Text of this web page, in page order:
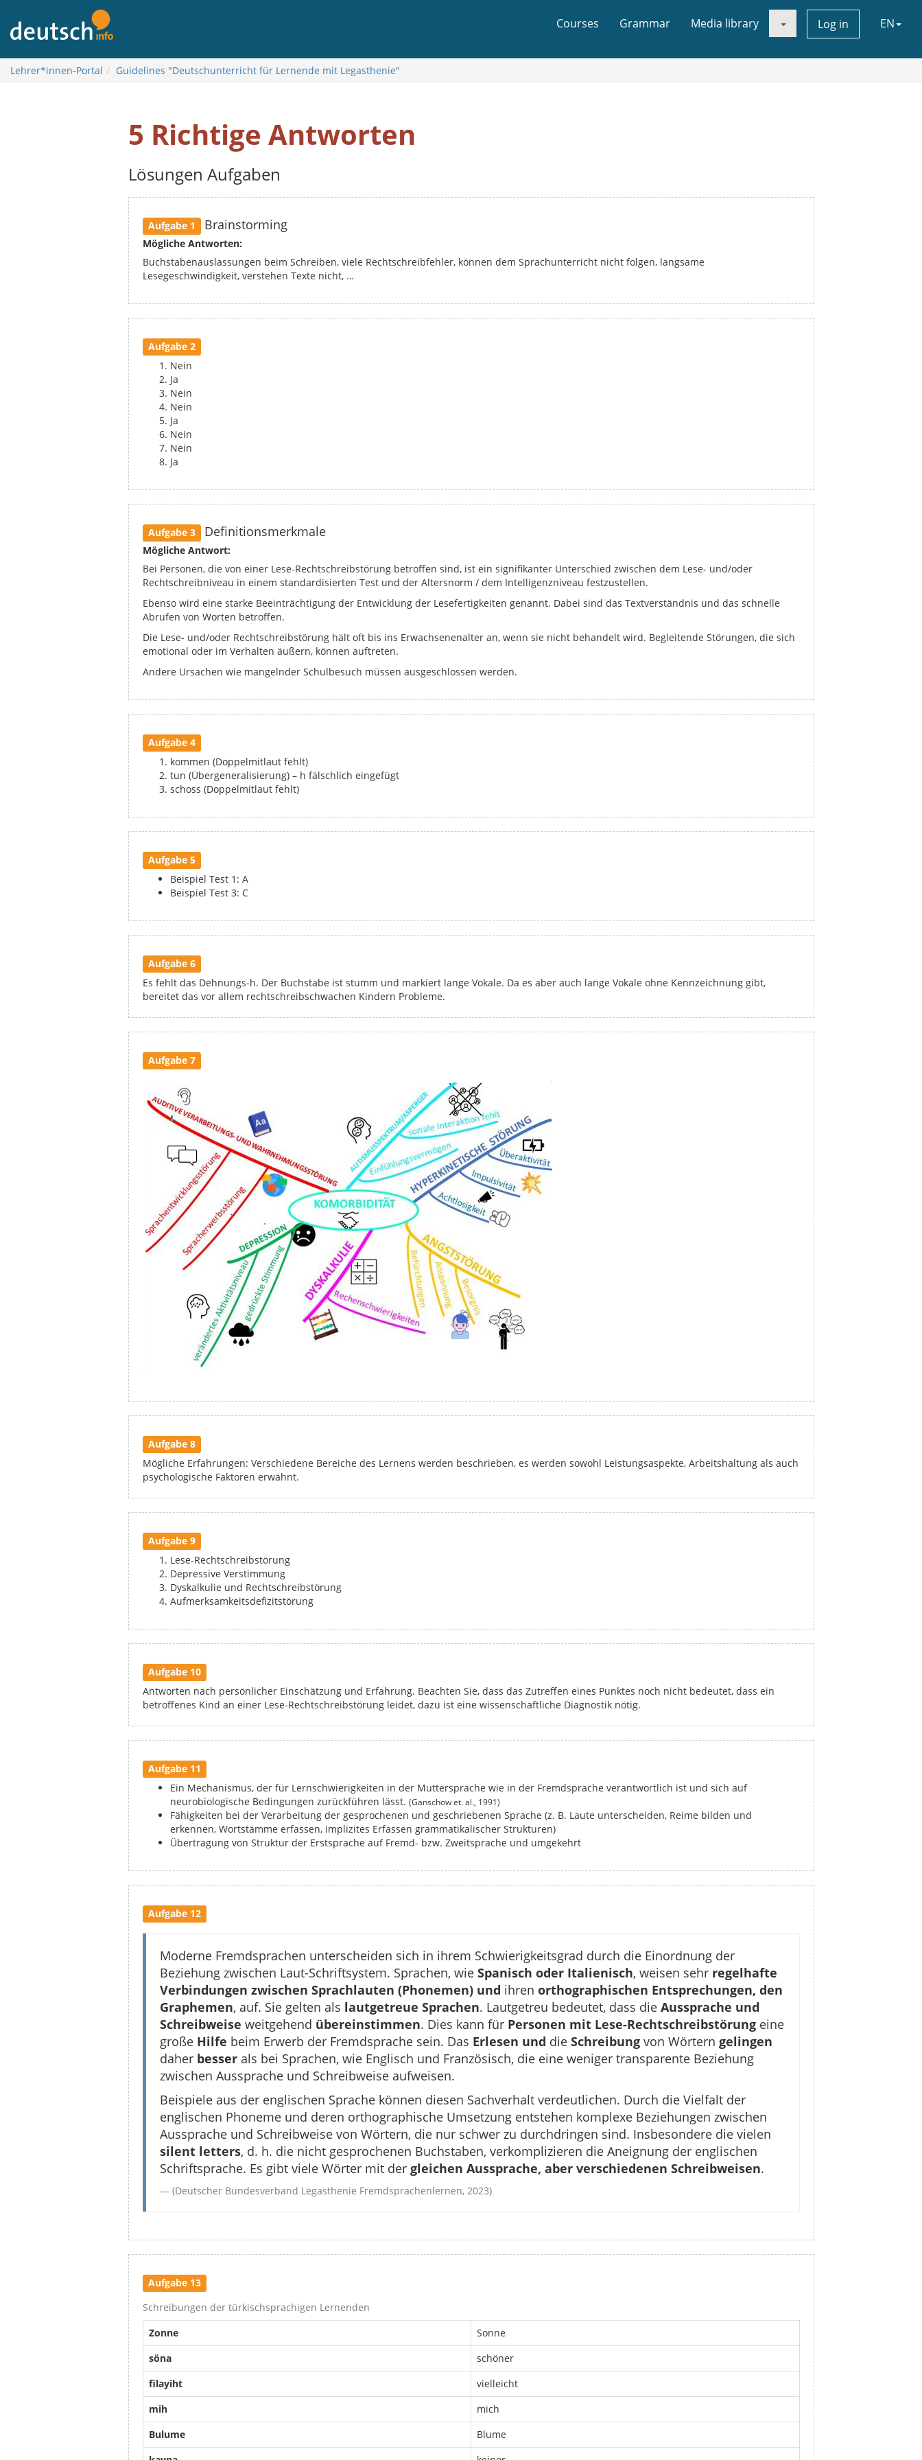
contents
Courses Grammar Media library Log in EN
Lehrer*innen-Portal Guidelines "Deutschunterricht für Lernende mit Legasthenie"
5 Richtige Antworten
Lösungen Aufgaben
Aufgabe 1 Brainstorming
Mögliche Antworten:
Buchstabenauslassungen beim Schreiben, viele Rechtschreibfehler, können dem Sprachunterricht nicht folgen, langsame
Lesegeschwindigkeit, verstehen Texte nicht, …
Aufgabe 2
Nein
Ja
Nein
Nein
Ja
Nein
Nein
Ja
Aufgabe 3 Definitionsmerkmale
Mögliche Antwort:
Bei Personen, die von einer Lese-Rechtschreibstörung betroffen sind, ist ein signifikanter Unterschied zwischen dem Lese- und/oder
Rechtschreibniveau in einem standardisierten Test und der Altersnorm / dem Intelligenzniveau festzustellen.
Ebenso wird eine starke Beeinträchtigung der Entwicklung der Lesefertigkeiten genannt. Dabei sind das Textverständnis und das schnelle
Abrufen von Worten betroffen.
Die Lese- und/oder Rechtschreibstörung hält oft bis ins Erwachsenenalter an, wenn sie nicht behandelt wird. Begleitende Störungen, die sich
emotional oder im Verhalten äußern, können auftreten.
Andere Ursachen wie mangelnder Schulbesuch müssen ausgeschlossen werden.
Aufgabe 4
kommen (Doppelmitlaut fehlt)
tun (Übergeneralisierung) – h fälschlich eingefügt
schoss (Doppelmitlaut fehlt)
Aufgabe 5
Beispiel Test 1: A
Beispiel Test 3: C
Aufgabe 6
Es fehlt das Dehnungs-h. Der Buchstabe ist stumm und markiert lange Vokale. Da es aber auch lange Vokale ohne Kennzeichnung gibt,
bereitet das vor allem rechtschreibschwachen Kindern Probleme.
Aufgabe 7
Aufgabe 8
Mögliche Erfahrungen: Verschiedene Bereiche des Lernens werden beschrieben, es werden sowohl Leistungsaspekte, Arbeitshaltung als auch
psychologische Faktoren erwähnt.
Aufgabe 9
Lese-Rechtschreibstörung
Depressive Verstimmung
Dyskalkulie und Rechtschreibstörung
Aufmerksamkeitsdefizitstörung
Aufgabe 10
Antworten nach persönlicher Einschätzung und Erfahrung. Beachten Sie, dass das Zutreffen eines Punktes noch nicht bedeutet, dass ein
betroffenes Kind an einer Lese-Rechtschreibstörung leidet, dazu ist eine wissenschaftliche Diagnostik nötig.
Aufgabe 11
Ein Mechanismus, der für Lernschwierigkeiten in der Muttersprache wie in der Fremdsprache verantwortlich ist und sich auf
neurobiologische Bedingungen zurückführen lässt. (Ganschow et. al., 1991)
Fähigkeiten bei der Verarbeitung der gesprochenen und geschriebenen Sprache (z. B. Laute unterscheiden, Reime bilden und
erkennen, Wortstämme erfassen, implizites Erfassen grammatikalischer Strukturen)
Übertragung von Struktur der Erstsprache auf Fremd- bzw. Zweitsprache und umgekehrt
Aufgabe 12
Moderne Fremdsprachen unterscheiden sich in ihrem Schwierigkeitsgrad durch die Einordnung der
Beziehung zwischen Laut-Schriftsystem. Sprachen, wie Spanisch oder Italienisch, weisen sehr regelhafte
Verbindungen zwischen Sprachlauten (Phonemen) und ihren orthographischen Entsprechungen, den
Graphemen, auf. Sie gelten als lautgetreue Sprachen. Lautgetreu bedeutet, dass die Aussprache und
Schreibweise weitgehend übereinstimmen. Dies kann für Personen mit Lese-Rechtschreibstörung eine
große Hilfe beim Erwerb der Fremdsprache sein. Das Erlesen und die Schreibung von Wörtern gelingen
daher besser als bei Sprachen, wie Englisch und Französisch, die eine weniger transparente Beziehung
zwischen Aussprache und Schreibweise aufweisen.
Beispiele aus der englischen Sprache können diesen Sachverhalt verdeutlichen. Durch die Vielfalt der
englischen Phoneme und deren orthographische Umsetzung entstehen komplexe Beziehungen zwischen
Aussprache und Schreibweise von Wörtern, die nur schwer zu durchdringen sind. Insbesondere die vielen
silent letters, d. h. die nicht gesprochenen Buchstaben, verkomplizieren die Aneignung der englischen
Schriftsprache. Es gibt viele Wörter mit der gleichen Aussprache, aber verschiedenen Schreibweisen.
(Deutscher Bundesverband Legasthenie Fremdsprachenlernen, 2023)
Aufgabe 13
Schreibungen der türkischsprachigen Lernenden
Zonne
Sonne
söna
schöner
filayiht
vielleicht
mih
mich
Bulume
Blume